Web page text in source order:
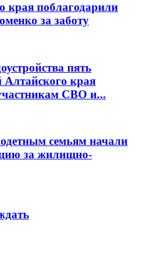
края поблагодарили
за заботу
пять
Алтайского края
СВО и...
семьям начали
за жилищно-